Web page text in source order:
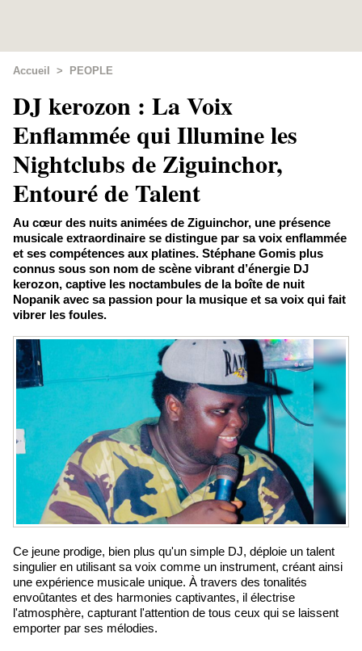
Accueil > PEOPLE
DJ kerozon : La Voix
Enflammée qui Illumine les
Nightclubs de Ziguinchor,
Entouré de Talent
Au cœur des nuits animées de Ziguinchor, une présence
musicale extraordinaire se distingue par sa voix enflammée
et ses compétences aux platines. Stéphane Gomis plus
connus sous son nom de scène vibrant d’énergie DJ
kerozon, captive les noctambules de la boîte de nuit
Nopanik avec sa passion pour la musique et sa voix qui fait
vibrer les foules.
Ce jeune prodige, bien plus qu'un simple DJ, déploie un talent
singulier en utilisant sa voix comme un instrument, créant ainsi
une expérience musicale unique. À travers des tonalités
envoûtantes et des harmonies captivantes, il électrise
l'atmosphère, capturant l'attention de tous ceux qui se laissent
emporter par ses mélodies.